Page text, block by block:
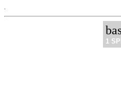
1